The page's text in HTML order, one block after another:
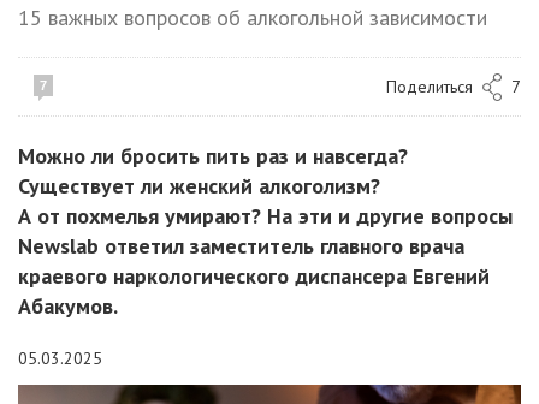
15 важных вопросов об алкогольной зависимости
7 Поделиться 7
Можно ли бросить пить раз и навсегда?
Существует ли женский алкоголизм?
А от похмелья умирают? На эти и другие вопросы
Newslab ответил заместитель главного врача
краевого наркологического диспансера Евгений
Абакумов.
05.03.2025